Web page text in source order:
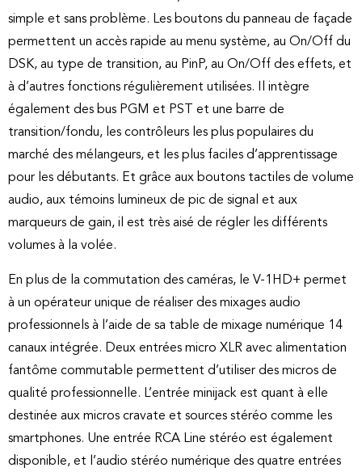
simple et sans problème. Les boutons du panneau de façade
permettent un accès rapide au menu système, au On/Off du
DSK, au type de transition, au PinP, au On/Off des effets, et
à d’autres fonctions régulièrement utilisées. Il intègre
également des bus PGM et PST et une barre de
transition/fondu, les contrôleurs les plus populaires du
marché des mélangeurs, et les plus faciles d’apprentissage
pour les débutants. Et grâce aux boutons tactiles de volume
audio, aux témoins lumineux de pic de signal et aux
marqueurs de gain, il est très aisé de régler les différents
volumes à la volée.
En plus de la commutation des caméras, le V-1HD+ permet
à un opérateur unique de réaliser des mixages audio
professionnels à l’aide de sa table de mixage numérique 14
canaux intégrée. Deux entrées micro XLR avec alimentation
fantôme commutable permettent d’utiliser des micros de
qualité professionnelle. L’entrée minijack est quant à elle
destinée aux micros cravate et sources stéréo comme les
smartphones. Une entrée RCA Line stéréo est également
disponible, et l’audio stéréo numérique des quatre entrées